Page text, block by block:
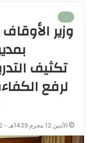
:
وزير
تكثيف
لرفع
الأثنين 12 محرم 1439هـ - 2 أكتوبر 2017م | 9:53 ص